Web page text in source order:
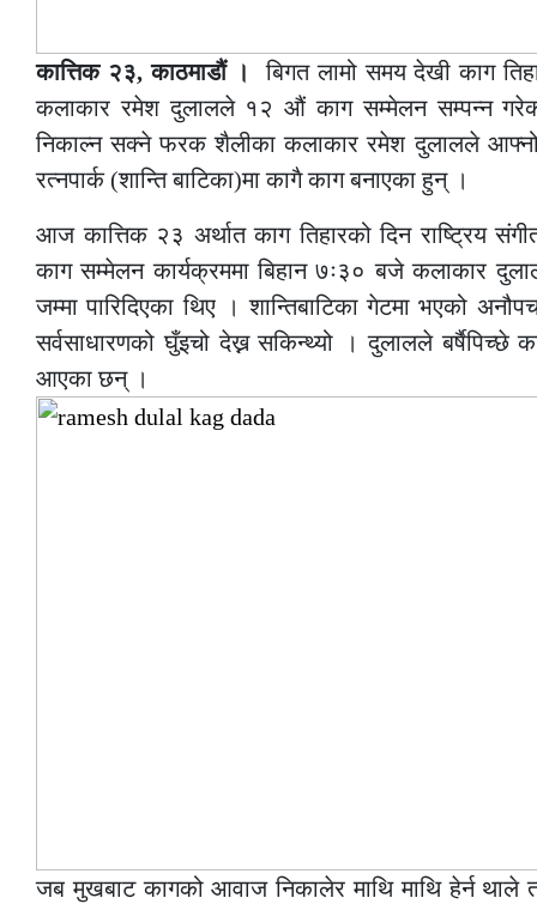
कात्तिक २३, काठमाडौं ।बिगत लामो समय देखी काग
कलाकार रमेश दुलालले १२ औं काग सम्मेलन सम्पन्न
निकाल्न सक्ने फरक शैलीका कलाकार रमेश दुलालले आफ्नो
रत्नपार्क (शान्ति बाटिका)मा कागै काग बनाएका हुन् ।
आज कात्तिक २३ अर्थात काग तिहारको दिन राष्ट्रिय
काग सम्मेलन कार्यक्रममा बिहान ७ः३० बजे कलाकार
जम्मा पारिदिएका थिए । शान्तिबाटिका गेटमा भएको
सर्वसाधारणको घुँइचो देख्न सकिन्थ्यो । दुलालले बर्षैपिच्छे
आएका छन् ।
जब मुखबाट कागको आवाज निकालेर माथि माथि हेर्न थाले